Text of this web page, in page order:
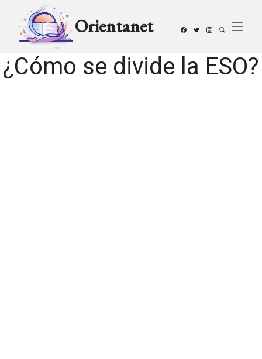
Orientanet
¿Cómo se divide la ESO?